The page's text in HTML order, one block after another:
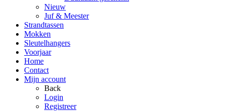
Nieuw
Juf & Meester
Strandtassen
Mokken
Sleutelhangers
Voorjaar
Home
Contact
Mijn account
Back
Login
Registreer